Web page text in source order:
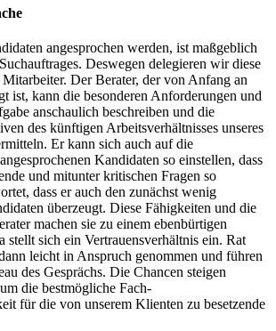
angesprochen werden, ist maßgeblich
Deswegen delegieren wir diese
Der Berater, der von Anfang an
ist, kann die besonderen Anforderungen und
anschaulich beschreiben und die
des künftigen Arbeitsverhältnisses unseres
Er kann sich auch auf die
Kandidaten so einstellen, dass
und mitunter kritischen Fragen so
dass er auch den zunächst wenig
überzeugt. Diese Fähigkeiten und die
machen sie zu einem ebenbürtigen
stellt sich ein Vertrauensverhältnis ein. Rat
leicht in Anspruch genommen und führen
des Gesprächs. Die Chancen steigen
die bestmögliche Fach-
für die von unserem Klienten zu besetzende